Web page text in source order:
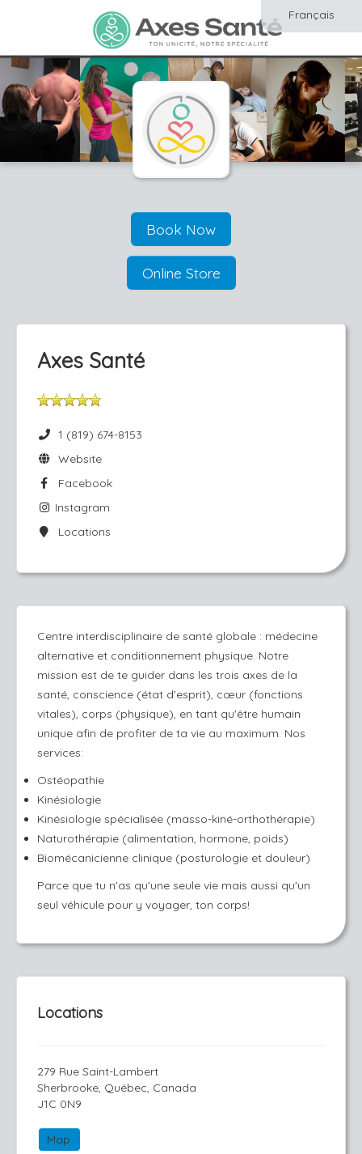
Français
Book Now
Online Store
Axes Santé
1 (819) 674-8153
Website
Facebook
Instagram
Locations
Centre interdisciplinaire de santé globale : médecine
alternative et conditionnement physique. Notre
mission est de te guider dans les trois axes de la
santé, conscience (état d'esprit), cœur (fonctions
vitales), corps (physique), en tant qu'être humain
unique afin de profiter de ta vie au maximum. Nos
services:
Ostéopathie
Kinésiologie
Kinésiologie spécialisée (masso-kiné-orthothérapie)
Naturothérapie (alimentation, hormone, poids)
Biomécanicienne clinique (posturologie et douleur)
Parce que tu n'as qu'une seule vie mais aussi qu'un
seul véhicule pour y voyager, ton corps!
Locations
279 Rue Saint-Lambert
Sherbrooke, Québec, Canada
J1C 0N9
Map